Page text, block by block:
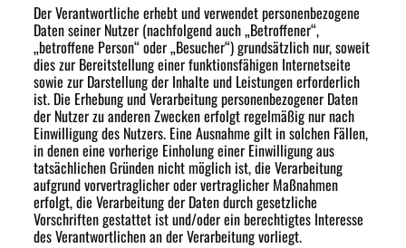
Der Verantwortliche erhebt und verwendet personenbezogene
Daten seiner Nutzer (nachfolgend auch „Betroffener“,
„betroffene Person“ oder „Besucher“) grundsätzlich nur, soweit
dies zur Bereitstellung einer funktionsfähigen Internetseite
sowie zur Darstellung der Inhalte und Leistungen erforderlich
ist. Die Erhebung und Verarbeitung personenbezogener Daten
der Nutzer zu anderen Zwecken erfolgt regelmäßig nur nach
Einwilligung des Nutzers. Eine Ausnahme gilt in solchen Fällen,
in denen eine vorherige Einholung einer Einwilligung aus
tatsächlichen Gründen nicht möglich ist, die Verarbeitung
aufgrund vorvertraglicher oder vertraglicher Maßnahmen
erfolgt, die Verarbeitung der Daten durch gesetzliche
Vorschriften gestattet ist und/oder ein berechtigtes Interesse
des Verantwortlichen an der Verarbeitung vorliegt.